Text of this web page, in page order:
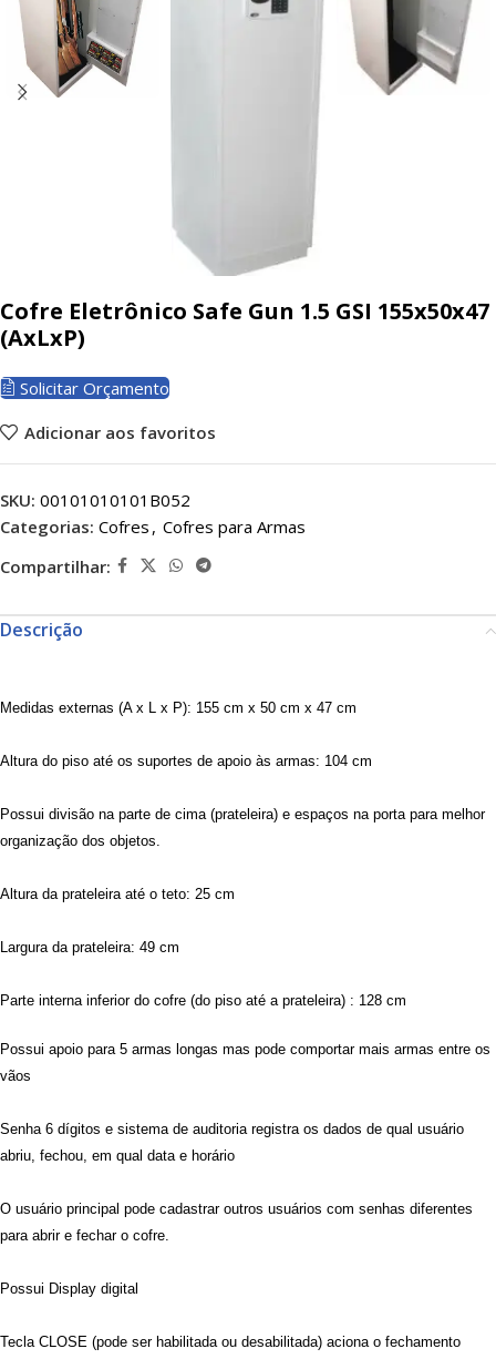
Cofre Eletrônico Safe Gun 1.5 GSI 155x50x47
(AxLxP)
Solicitar Orçamento
Adicionar aos favoritos
SKU: 00101010101B052
Categorias: Cofres , Cofres para Armas
Compartilhar:
Descrição
Medidas externas (A x L x P): 155 cm x 50 cm x 47 cm
Altura do piso até os suportes de apoio às armas: 104 cm
Possui divisão na parte de cima (prateleira) e espaços na porta para melhor
organização dos objetos.
Altura da prateleira até o teto: 25 cm
Largura da prateleira: 49 cm
Parte interna inferior do cofre (do piso até a prateleira) : 128 cm
Possui apoio para 5 armas longas mas pode comportar mais armas entre os
vãos
Senha 6 dígitos e sistema de auditoria registra os dados de qual usuário
abriu, fechou, em qual data e horário
O usuário principal pode cadastrar outros usuários com senhas diferentes
para abrir e fechar o cofre.
Possui Display digital
Tecla CLOSE (pode ser habilitada ou desabilitada) aciona o fechamento